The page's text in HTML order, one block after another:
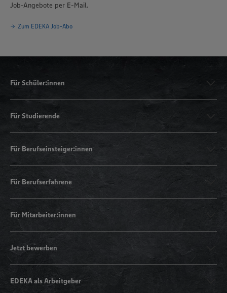
Job-Angebote per E-Mail.
Zum EDEKA Job-Abo
Für Schüler:innen
Für Studierende
Für Berufseinsteiger:innen
Für Berufserfahrene
Für Mitarbeiter:innen
Jetzt bewerben
EDEKA als Arbeitgeber